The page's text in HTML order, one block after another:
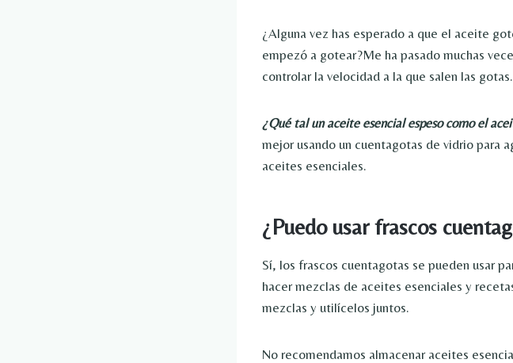
¿Alguna vez has esperado a que el aceite
empezó a gotear?Me ha pasado muchas
controlar la velocidad a la que salen las gotas.
¿Qué tal un aceite esencial espeso como el
mejor usando un cuentagotas de vidrio para
aceites esenciales.
¿Puedo usar frascos
Sí, los frascos cuentagotas se pueden usar
hacer mezclas de aceites esenciales y
mezclas y utilícelos juntos.
No recomendamos almacenar aceites